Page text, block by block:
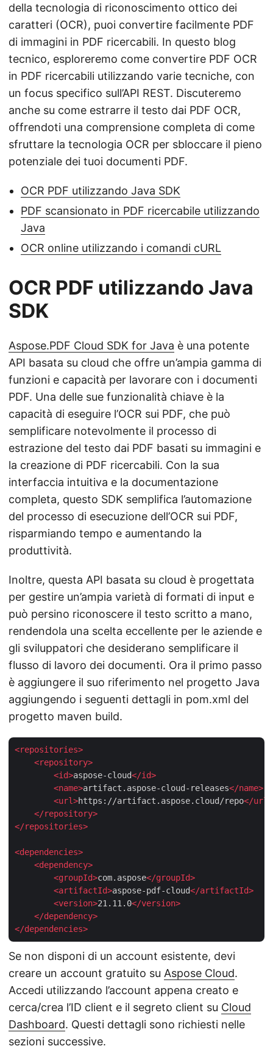
della tecnologia di riconoscimento ottico dei
caratteri (OCR), puoi convertire facilmente PDF
di immagini in PDF ricercabili. In questo blog
tecnico, esploreremo come convertire PDF OCR
in PDF ricercabili utilizzando varie tecniche, con
un focus specifico sull’API REST. Discuteremo
anche su come estrarre il testo dai PDF OCR,
offrendoti una comprensione completa di come
sfruttare la tecnologia OCR per sbloccare il pieno
potenziale dei tuoi documenti PDF.
OCR PDF utilizzando Java SDK
PDF scansionato in PDF ricercabile utilizzando
Java
OCR online utilizzando i comandi cURL
OCR PDF utilizzando Java
SDK
Aspose.PDF Cloud SDK for Java è una potente
API basata su cloud che offre un’ampia gamma di
funzioni e capacità per lavorare con i documenti
PDF. Una delle sue funzionalità chiave è la
capacità di eseguire l’OCR sui PDF, che può
semplificare notevolmente il processo di
estrazione del testo dai PDF basati su immagini e
la creazione di PDF ricercabili. Con la sua
interfaccia intuitiva e la documentazione
completa, questo SDK semplifica l’automazione
del processo di esecuzione dell’OCR sui PDF,
risparmiando tempo e aumentando la
produttività.
Inoltre, questa API basata su cloud è progettata
per gestire un’ampia varietà di formati di input e
può persino riconoscere il testo scritto a mano,
rendendola una scelta eccellente per le aziende e
gli sviluppatori che desiderano semplificare il
flusso di lavoro dei documenti. Ora il primo passo
è aggiungere il suo riferimento nel progetto Java
aggiungendo i seguenti dettagli in pom.xml del
progetto maven build.
<repositories>
<repository>
<id>aspose-cloud</id>
<name>artifact.aspose-cloud-releases</name>
<url>https://artifact.aspose.cloud/repo</url
</repository>
</repositories>
<dependencies>
<dependency>
<groupId>com.aspose</groupId>
<artifactId>aspose-pdf-cloud</artifactId>
<version>21.11.0</version>
</dependency>
</dependencies>
Se non disponi di un account esistente, devi
creare un account gratuito su Aspose Cloud.
Accedi utilizzando l’account appena creato e
cerca/crea l’ID client e il segreto client su Cloud
Dashboard. Questi dettagli sono richiesti nelle
sezioni successive.